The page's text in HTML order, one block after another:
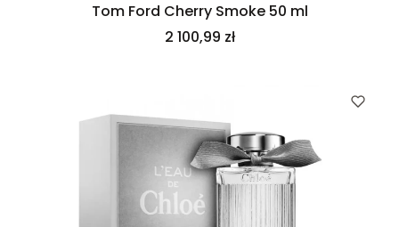
Tom Ford Cherry Smoke 50 ml
Cena
2 100,99 zł